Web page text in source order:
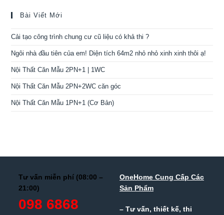
Bài Viết Mới
Cải tạo công trình chung cư cũ liệu có khả thi ?
Ngôi nhà đầu tiên của em! Diện tích 64m2 nhỏ nhỏ xinh xinh thôi ạ!
Nội Thất Căn Mẫu 2PN+1 | 1WC
Nội Thất Căn Mẫu 2PN+2WC căn góc
Nội Thất Căn Mẫu 1PN+1 (Cơ Bản)
Tư vấn miễn phí (08:00 –
21:00)
098 6868
OneHome Cung Cấp Các
Sản Phẩm
– Tư vấn, thiết kế, thi